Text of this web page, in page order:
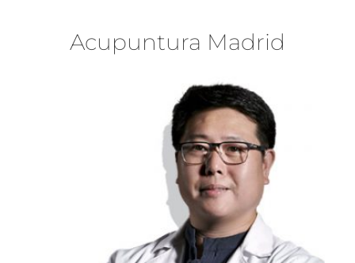
Acupuntura Madrid